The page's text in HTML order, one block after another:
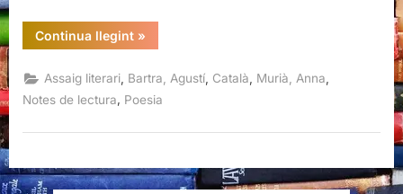
dos,
Agustí
Continua llegint“L’obra
de
Assaig
d’aproximació,
Anna
El
per
tots
»
Assaig literari Bartra, Agustí Català Murià, Anna
Notes de lectura, Poesia